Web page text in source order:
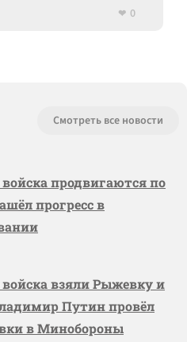
0
Смотреть все новости
продвигаются по
прогресс в
взяли Рыжевку и
Путин провёл
в Минобороны